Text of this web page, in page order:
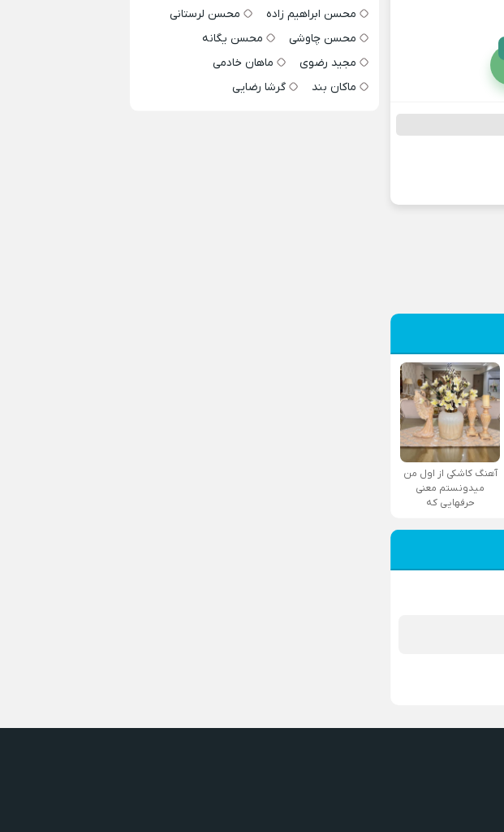
آهنگ کاشکی از اول من
میدونستم معنی
حرفهایی که
محسن ابراهیم زاده
محسن لرستانی
محسن چاوشی
محسن یگانه
مجید رضوی
ماهان خادمی
ماکان بند
گرشا رضایی